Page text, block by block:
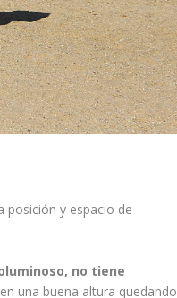
posición y espacio de
no tiene
una buena altura quedando